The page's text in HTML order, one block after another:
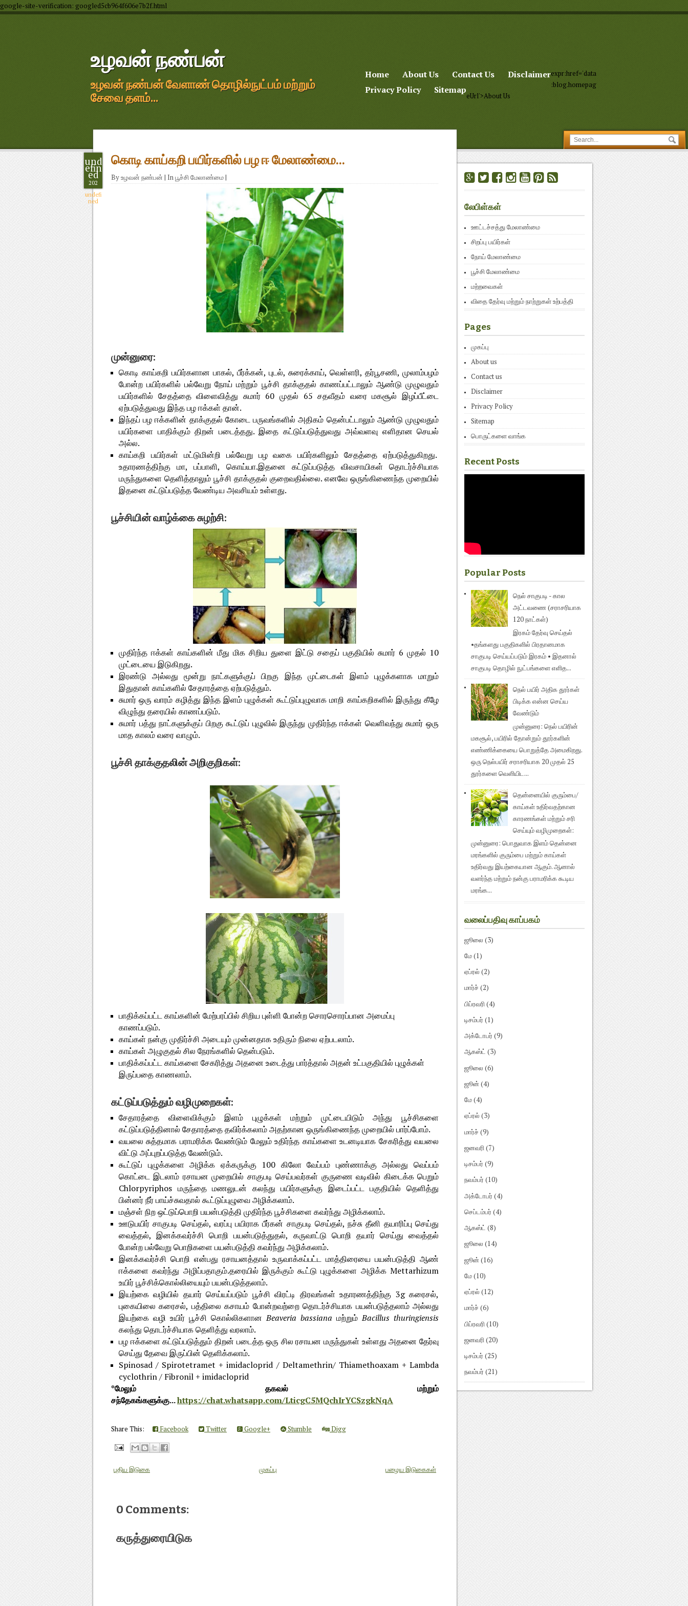
google-site-verification: googled5cb964f606e7b2f.html
உழவன் நண்பன்
உழவன் நண்பன் வேளாண் தொழில்நுட்பம் மற்றும்
சேவை தளம்...
Home About Us Contact Us
Disclaimer
Privacy Policy
Sitemap
expr:href='data
:blog.homepag
eUrl'>About Us
கொடி காய்கறி பயிர்களில் பழ ஈ மேலாண்மை...
Byஉழவன் நண்பன் | Inபூச்சி மேலாண்மை|
முன்னுரை:
கொடி காய்கறி பயிர்களான பாகல், பீர்க்கன், புடல், சுரைக்காய், வெள்ளரி, தர்பூசணி, முலாம்பழம்
போன்ற பயிர்களில் பல்வேறு நோய் மற்றும் பூச்சி தாக்குதல் காணப்பட்டாலும் ஆண்டு முழுவதும்
பயிர்களில் சேதத்தை விளைவித்து சுமார் 60 முதல் 65 சதவீதம் வரை மகசூல் இழப்பீட்டை
ஏற்படுத்துவது இந்த பழ ஈக்கள் தான்.
இந்தப் பழ ஈக்களின் தாக்குதல் கோடை பருவங்களில் அதிகம் தென்பட்டாலும் ஆண்டு முழுவதும்
பயிர்களை பாதிக்கும் திறன் படைத்தது. இதை கட்டுப்படுத்துவது அவ்வளவு எளிதான செயல்
அல்ல.
காய்கறி பயிர்கள் மட்டுமின்றி பல்வேறு பழ வகை பயிர்களிலும் சேதத்தை ஏற்படுத்துகிறது.
உதாரணத்திற்கு மா, பப்பாளி, கொய்யா.இதனை கட்டுப்படுத்த விவசாயிகள் தொடர்ச்சியாக
மருந்துகளை தெளித்தாலும் பூச்சி தாக்குதல் குறைவதில்லை. எனவே ஒருங்கிணைந்த முறையில்
இதனை கட்டுப்படுத்த வேண்டிய அவசியம் உள்ளது.
பூச்சியின் வாழ்க்கை சுழற்சி:
முதிர்ந்த ஈக்கள் காய்களின் மீது மிக சிறிய துளை இட்டு சதைப் பகுதியில் சுமார் 6 முதல் 10
முட்டையை இடுகிறது.
இரண்டு அல்லது மூன்று நாட்களுக்குப் பிறகு இந்த முட்டைகள் இளம் புழுக்களாக மாறும்
இதுதான் காய்களில் சேதாரத்தை ஏற்படுத்தும்.
சுமார் ஒரு வாரம் கழித்து இந்த இளம் புழுக்கள் கூட்டுப்புழுவாக மாறி காய்கறிகளில் இருந்து கீழே
விழுந்து தரையில் காணப்படும்.
சுமார் பத்து நாட்களுக்குப் பிறகு கூட்டுப் புழுவில் இருந்து முதிர்ந்த ஈக்கள் வெளிவந்து சுமார் ஒரு
மாத காலம் வரை வாழும்.
பூச்சி தாக்குதலின் அறிகுறிகள்:
பாதிக்கப்பட்ட காய்களின் மேற்பரப்பில் சிறிய புள்ளி போன்ற சொரசொரப்பான அமைப்பு
காணப்படும்.
காய்கள் நன்கு முதிர்ச்சி அடையும் முன்னதாக உதிரும் நிலை ஏற்படலாம்.
காய்கள் அழுகுதல் சில நேரங்களில் தென்படும்.
பாதிக்கப்பட்ட காய்களை சேகரித்து அதனை உடைத்து பார்த்தால் அதன் உட்பகுதியில் புழுக்கள்
இருப்பதை காணலாம்.
கட்டுப்படுத்தும் வழிமுறைகள்:
சேதாரத்தை விளைவிக்கும் இளம் புழுக்கள் மற்றும் முட்டையிடும் அந்து பூச்சிகளை
கட்டுப்படுத்தினால் சேதாரத்தை தவிர்க்கலாம் அதற்கான ஒருங்கிணைந்த முறையில் பார்ப்போம்.
வயலை சுத்தமாக பராமரிக்க வேண்டும் மேலும் உதிர்ந்த காய்களை உடனடியாக சேகரித்து வயலை
விட்டு அப்புறப்படுத்த வேண்டும்.
கூட்டுப் புழுக்களை அழிக்க ஏக்கருக்கு 100 கிலோ வேப்பம் புண்ணாக்கு அல்லது வெப்பம்
கொட்டை இடலாம் ரசாயன முறையில் சாகுபடி செய்பவர்கள் குருணை வடிவில் கிடைக்க பெறும்
Chlorpyriphos மருந்தை மணலுடன் கலந்து பயிர்களுக்கு இடைப்பட்ட பகுதியில் தெளித்து
பின்னர் நீர் பாய்ச்சுவதால் கூட்டுப்புழுவை அழிக்கலாம்.
மஞ்சள் நிற ஒட்டுப்பொறி பயன்படுத்தி முதிர்ந்த பூச்சிகளை கவர்ந்து அழிக்கலாம்.
ஊடுபயிர் சாகுபடி செய்தல், வரப்பு பயிராக பீர்கன் சாகுபடி செய்தல், நச்சு தீனி தயாரிப்பு செய்து
வைத்தல், இனக்கவர்ச்சி பொறி பயன்படுத்துதல், கருவாட்டு பொறி தயார் செய்து வைத்தல்
போன்ற பல்வேறு பொறிகளை பயன்படுத்தி கவர்ந்து அழிக்கலாம்.
இனக்கவர்ச்சி பொறி என்பது ரசாயனத்தால் உருவாக்கப்பட்ட மாத்திரையை பயன்படுத்தி ஆண்
ஈக்களை கவர்ந்து அழிப்பதாகும்.தரையில் இருக்கும் கூட்டு புழுக்களை அழிக்க Mettarhizum
உயிர் பூச்சிக்கொல்லியையும் பயன்படுத்தலாம்.
இயற்கை வழியில் தயார் செய்யப்படும் பூச்சி விரட்டி திரவங்கள் உதாரணத்திற்கு 3g கரைசல்,
புகையிலை கரைசல், பத்திலை கசாயம் போன்றவற்றை தொடர்ச்சியாக பயன்படுத்தலாம் அல்லது
இயற்கை வழி உயிர் பூச்சி கொல்லிகளானBeaveria bassiana மற்றும்Bacillus thuringiensis
கலந்து தொடர்ச்சியாக தெளித்து வரலாம்.
பழ ஈக்களை கட்டுப்படுத்தும் திறன் படைத்த ஒரு சில ரசாயன மருந்துகள் உள்ளது அதனை தேர்வு
செய்து தேவை இருப்பின் தெளிக்கலாம்.
Spinosad / Spirotetramet + imidacloprid / Deltamethrin/ Thiamethoaxam + Lambda
cyclothrin / Fibronil + imidacloprid
*மேலும் தகவல் மற்றும்
சந்தேகங்களுக்கு...https://chat.whatsapp.com/LticgC5MQchIrYCSzgkNqA
und
efin
ed
202
undefi
ned
Share This: Facebook Twitter Google+ Stumble Digg
புதிய இடுகை பழைய இடுகைகள்
முகப்பு
0 Comments:
கருத்துரையிடுக
லேபிள்கள்
ஊட்டச்சத்து மேலாண்மை
சிறப்பு பயிர்கள்
நோய் மேலாண்மை
பூச்சி மேலாண்மை
மற்றவைகள்
விதை தேர்வு மற்றும் நாற்றுகள் உற்பத்தி
Pages
முகப்பு
About us
Contact us
Disclaimer
Privacy Policy
Sitemap
பொருட்களை வாங்க
Recent Posts
Popular Posts
நெல் சாகுபடி - கால
அட்டவணை (சராசரியாக
120 நாட்கள்)
இரகம் தேர்வு செய்தல்
•தங்களது பகுதிகளில் பிரதானமாக
சாகுபடி செய்யப்படும் இரகம் • இதனால்
சாகுபடி தொழில் நுட்பங்களை எளித...
நெல் பயிர் அதிக தூர்கள்
பிடிக்க என்ன செய்ய
வேண்டும்
முன்னுரை: நெல் பயிரின்
மகசூல், பயிரில் தோன்றும் தூர்களின்
எண்ணிக்கையை பொறுத்தே அமைகிறது.
ஒரு நெல்பயிர் சராசரியாக 20 முதல் 25
தூர்களை வெளியிட...
தென்னையில் குரும்பை/
காய்கள் உதிர்வதற்கான
காரணங்கள் மற்றும் சரி
செய்யும் வழிமுறைகள்:
முன்னுரை: பொதுவாக இளம் தென்னை
மரங்களில் குரும்பை மற்றும் காய்கள்
உதிர்வது இயற்கையான ஆகும். ஆனால்
வளர்ந்த மற்றும் நன்கு பராமரிக்க கூடிய
மரங்க...
வலைப்பதிவு காப்பகம்
ஜூலை (3)
மே(1)
ஏப்ரல் (2)
மார்ச்(2)
பிப்ரவரி (4)
டிசம்பர் (1)
அக்டோபர் (9)
ஆகஸ்ட் (3)
ஜூலை (6)
ஜூன் (4)
மே(4)
ஏப்ரல் (3)
மார்ச்(9)
ஜனவரி(7)
டிசம்பர் (9)
நவம்பர் (10)
அக்டோபர் (4)
செப்டம்பர் (4)
ஆகஸ்ட் (8)
ஜூலை (14)
ஜூன் (16)
மே(10)
ஏப்ரல் (12)
மார்ச்(6)
பிப்ரவரி (10)
ஜனவரி(20)
டிசம்பர் (25)
நவம்பர் (21)